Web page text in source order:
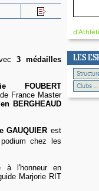
3 médailles
FOUBERT
France Master
BERGHEAUD
GAUQUIER est
chez les
l'honneur en
Marjorie RIT
LES